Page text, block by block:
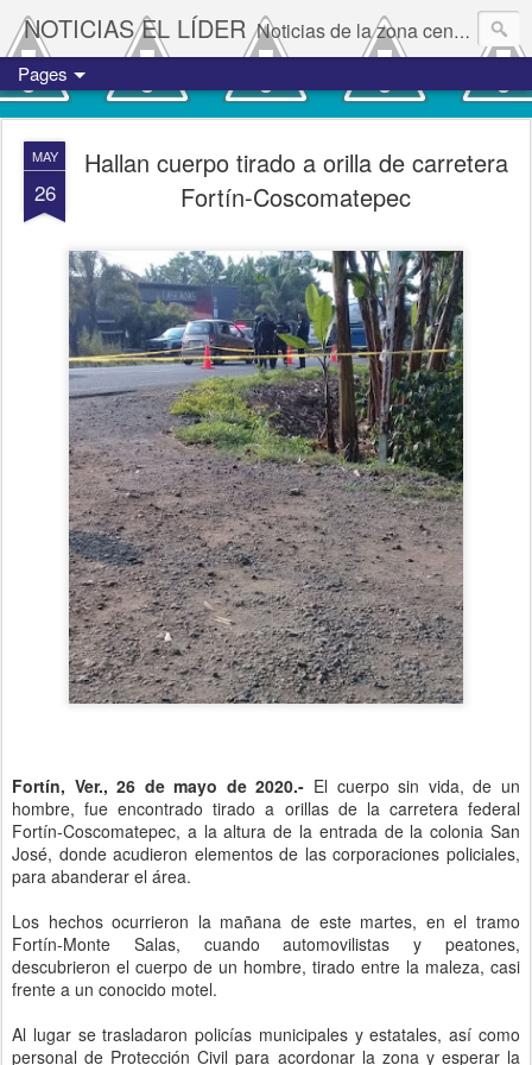
NOTICIAS EL LÍDER Noticias de la zona centro del estado de Veracruz.
Pages
MAY
26
Hallan cuerpo tirado a orilla de carretera
Fortín-Coscomatepec
Fortín, Ver., 26 de mayo de 2020.- El cuerpo sin vida, de un
hombre, fue encontrado tirado a orillas de la carretera federal
Fortín-Coscomatepec, a la altura de la entrada de la colonia San
José, donde acudieron elementos de las corporaciones policiales,
para abanderar el área.
Los hechos ocurrieron la mañana de este martes, en el tramo
Fortín-Monte Salas, cuando automovilistas y peatones,
descubrieron el cuerpo de un hombre, tirado entre la maleza, casi
frente a un conocido motel.
Al lugar se trasladaron policías municipales y estatales, así como
personal de Protección Civil para acordonar la zona y esperar la